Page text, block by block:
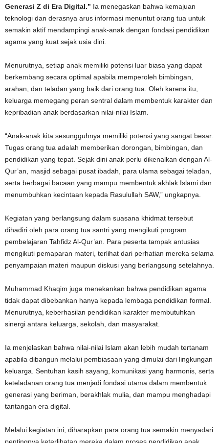
Generasi Z di Era Digital.” Ia menegaskan bahwa kemajuan
teknologi dan derasnya arus informasi menuntut orang tua untuk
semakin aktif mendampingi anak-anak dengan fondasi pendidikan
agama yang kuat sejak usia dini.
Menurutnya, setiap anak memiliki potensi luar biasa yang dapat
berkembang secara optimal apabila memperoleh bimbingan,
arahan, dan teladan yang baik dari orang tua. Oleh karena itu,
keluarga memegang peran sentral dalam membentuk karakter dan
kepribadian anak berdasarkan nilai-nilai Islam.
“Anak-anak kita sesungguhnya memiliki potensi yang sangat besar.
Tugas orang tua adalah memberikan dorongan, bimbingan, dan
pendidikan yang tepat. Sejak dini anak perlu dikenalkan dengan Al-
Qur’an, masjid sebagai pusat ibadah, para ulama sebagai teladan,
serta berbagai bacaan yang mampu membentuk akhlak Islami dan
menumbuhkan kecintaan kepada Rasulullah SAW,” ungkapnya.
Kegiatan yang berlangsung dalam suasana khidmat tersebut
dihadiri oleh para orang tua santri yang mengikuti program
pembelajaran Tahfidz Al-Qur’an. Para peserta tampak antusias
mengikuti pemaparan materi, terlihat dari perhatian mereka selama
penyampaian materi maupun diskusi yang berlangsung setelahnya.
Muhammad Khaqim juga menekankan bahwa pendidikan agama
tidak dapat dibebankan hanya kepada lembaga pendidikan formal.
Menurutnya, keberhasilan pendidikan karakter membutuhkan
sinergi antara keluarga, sekolah, dan masyarakat.
Ia menjelaskan bahwa nilai-nilai Islam akan lebih mudah tertanam
apabila dibangun melalui pembiasaan yang dimulai dari lingkungan
keluarga. Sentuhan kasih sayang, komunikasi yang harmonis, serta
keteladanan orang tua menjadi fondasi utama dalam membentuk
generasi yang beriman, berakhlak mulia, dan mampu menghadapi
tantangan era digital.
Melalui kegiatan ini, diharapkan para orang tua semakin menyadari